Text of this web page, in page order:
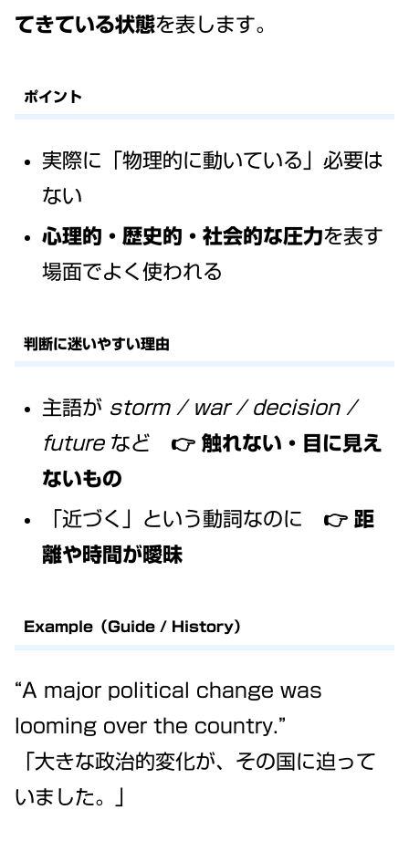
てきている状態を表します。
ポイント
実際に「物理的に動いている」必要は
ない
心理的・歴史的・社会的な圧力を表す
場面でよく使われる
判断に迷いやすい理由
主語が storm / war / decision /
futureなど 👉触れない・目に見え
ないもの
「近づく」という動詞なのに 👉 距
離や時間が曖昧
Example（Guide / History）
“A major political change was
looming over the country.”
「大きな政治的変化が、その国に迫って
いました。」